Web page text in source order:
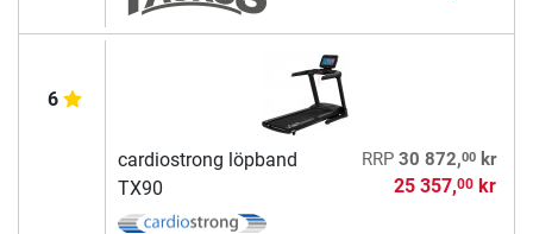
6
cardiostrong löpband
TX90
RRP 30 872,00kr
25 357,00kr